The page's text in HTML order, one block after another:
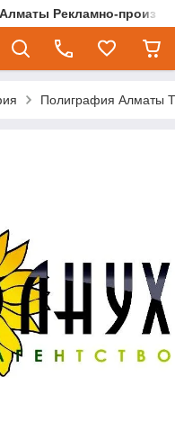
Рекламно-
Полиграфия Алматы